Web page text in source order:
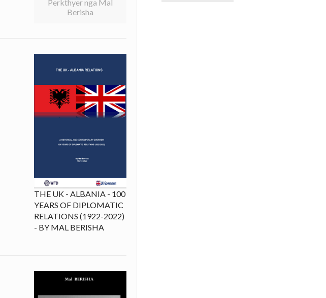
Perkthyer nga Mal
Berisha
THE UK - ALBANIA - 100
YEARS OF DIPLOMATIC
RELATIONS (1922-2022)
- BY MAL BERISHA